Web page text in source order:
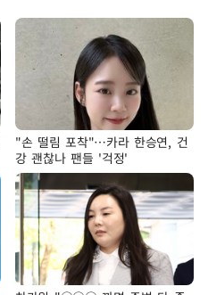
"손 떨림 포착"…카라 한승연, 건
강 괜찮나 팬들 '걱정'